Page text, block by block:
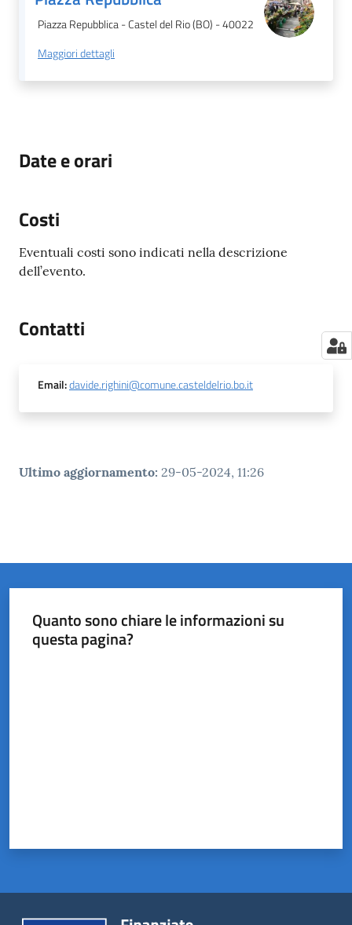
Piazza Repubblica - Castel del Rio (BO) - 40022
Maggiori dettagli
Date e orari
Costi
Eventuali costi sono indicati nella descrizione
dell’evento.
Contatti
Email:davide.righini@comune.casteldelrio.bo.it
Ultimo aggiornamento: 29-05-2024, 11:26
Quanto sono chiare le informazioni su
questa pagina?